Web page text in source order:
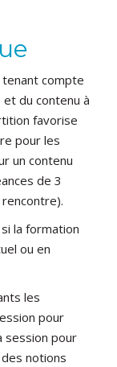
tenant compte
du contenu à
favorise
pour les
un contenu
de 3
la formation
ou en
les
pour
session pour
notions